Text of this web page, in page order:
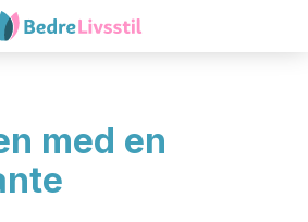
med en